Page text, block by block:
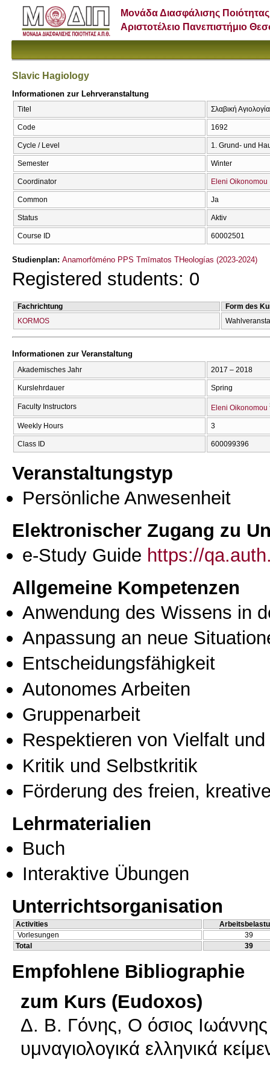
Μονάδα Διασφάλισης Ποιότητας
Αριστοτέλειο Πανεπιστήμιο
Slavic Hagiology
Informationen zur Lehrveranstaltung
Titel Σλαβική
Code 1692
Cycle / Level 1. Grund- und
Semester Winter
Coordinator Eleni Oikonomou
Common Ja
Status Aktiv
Course ID 60002501
Studienplan: Anamorfōméno PPS Tmīmatos THeologías (2023-2024)
Registered students: 0
Fachrichtung
Form des
KORMOS
Informationen zur Veranstaltung
Akademisches Jahr 2017 – 2018
Kurslehrdauer Spring
Faculty Instructors Eleni Oikonomou
Weekly Hours 3
Class ID 600099396
Veranstaltungstyp
Persönliche Anwesenheit
Elektronischer Zugang zu
e-Study Guide https://
Allgemeine Kompetenzen
Anwendung des Wissens in
Anpassung an neue
Entscheidungsfähigkeit
Autonomes Arbeiten
Gruppenarbeit
Respektieren von Vielfalt
Kritik und Selbstkritik
Förderung des freien,
Lehrmaterialien
Buch
Interaktive Übungen
Unterrichtsorganisation
Activities
Vorlesungen
39
Total
39
Empfohlene Bibliographie
zum Kurs (Eudoxos)
Δ. Β. Γόνης, Ο όσιος
υμναγιολογικά ελληνικά